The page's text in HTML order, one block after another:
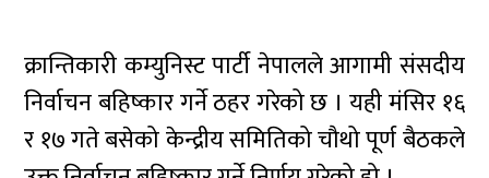
क्रान्तिकारी कम्युनिस्ट पार्टी नेपालले आगामी संसदीय
निर्वाचन बहिष्कार गर्ने ठहर गरेको छ । यही मंसिर १६
र १७ गते बसेको केन्द्रीय समितिको चौथो पूर्ण बैठकले